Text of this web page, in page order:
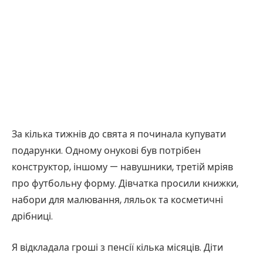
За кілька тижнів до свята я починала купувати
подарунки. Одному онукові був потрібен
конструктор, іншому — навушники, третій мріяв
про футбольну форму. Дівчатка просили книжки,
набори для малювання, ляльок та косметичні
дрібниці.
Я відкладала гроші з пенсії кілька місяців. Діти